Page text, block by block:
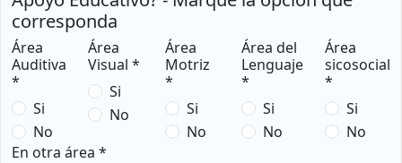
corresponda
Área
Auditiva
*
Si
No
Área
Visual *
Si
No
Área
Motriz
*
Si
No
Área del
Lenguaje
*
Si
No
Área
sicosocial
*
Si
No
En otra área *